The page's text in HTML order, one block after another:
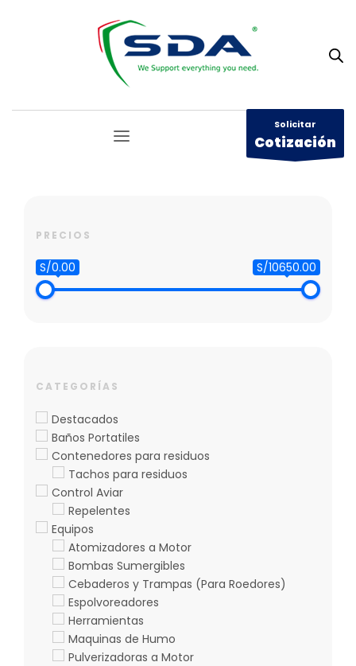
Solicitar
Cotización
PRECIOS
S/0.00 S/10650.00
CATEGORÍAS
Destacados
Baños Portatiles
Contenedores para residuos
Tachos para residuos
Control Aviar
Repelentes
Equipos
Atomizadores a Motor
Bombas Sumergibles
Cebaderos y Trampas (Para Roedores)
Espolvoreadores
Herramientas
Maquinas de Humo
Pulverizadoras a Motor